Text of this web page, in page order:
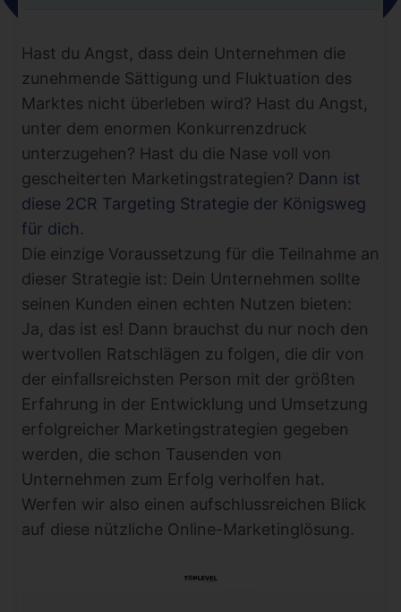
Hast du Angst, dass dein Unternehmen die
zunehmende Sättigung und Fluktuation des
Marktes nicht überleben wird? Hast du Angst,
unter dem enormen Konkurrenzdruck
unterzugehen? Hast du die Nase voll von
gescheiterten Marketingstrategien? Dann ist
diese 2CR Targeting Strategie der Königsweg
für dich.
Die einzige Voraussetzung für die Teilnahme an
dieser Strategie ist: Dein Unternehmen sollte
seinen Kunden einen echten Nutzen bieten:
Ja, das ist es! Dann brauchst du nur noch den
wertvollen Ratschlägen zu folgen, die dir von
der einfallsreichsten Person mit der größten
Erfahrung in der Entwicklung und Umsetzung
erfolgreicher Marketingstrategien gegeben
werden, die schon Tausenden von
Unternehmen zum Erfolg verholfen hat.
Werfen wir also einen aufschlussreichen Blick
auf diese nützliche Online-Marketinglösung.